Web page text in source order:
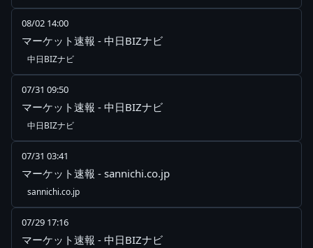
08/02 14:00
マーケット速報 - 中日BIZナビ
中日BIZナビ
07/31 09:50
マーケット速報 - 中日BIZナビ
中日BIZナビ
07/31 03:41
マーケット速報 - sannichi.co.jp
sannichi.co.jp
07/29 17:16
マーケット速報 - 中日BIZナビ